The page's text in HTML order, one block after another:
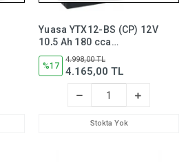
Yuasa YTX12-BS (CP) 12V
10,5 Ah 180 cca
Motosiklet Aküsü (Bakım
Gerektirmez),ytx12bs
%17
4.998,00 TL
4.165,00 TL
Stokta Yok